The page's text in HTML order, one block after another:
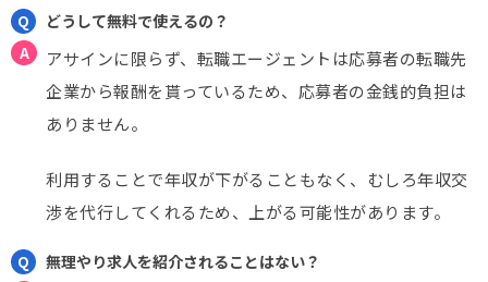
どうして無料で使えるの？
アサインに限らず、転職エージェントは応募者の転職先
企業から報酬を貰っているため、応募者の金銭的負担は
ありません。
利用することで年収が下がることもなく、むしろ年収交
渉を代行してくれるため、上がる可能性があります。
無理やり求人を紹介されることはない？